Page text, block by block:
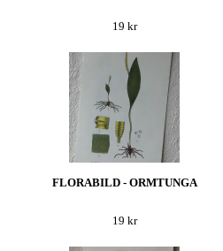
19 kr
FLORABILD - ORMTUNGA
19 kr